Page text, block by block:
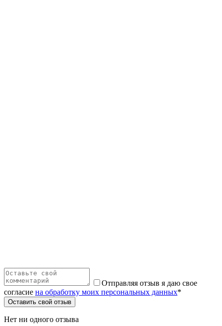
Отправляя отзыв я даю свое
согласие на обработку моих персональных данных*
Оставить свой отзыв
Нет ни одного отзыва